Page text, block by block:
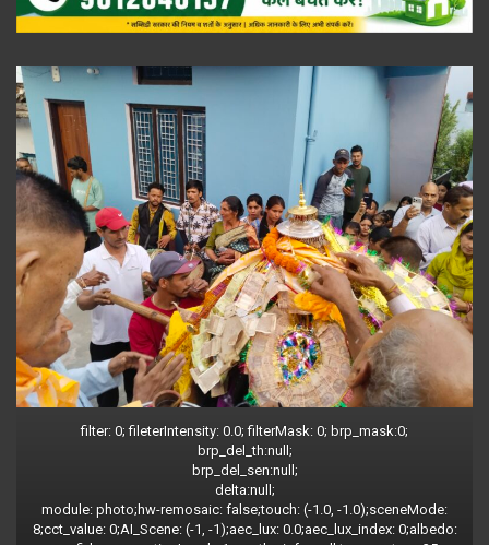
filter: 0; fileterIntensity: 0.0; filterMask: 0; brp_mask:0;
brp_del_th:null;
brp_del_sen:null;
delta:null;
module: photo;hw-remosaic: false;touch: (-1.0, -1.0);sceneMode:
8;cct_value: 0;AI_Scene: (-1, -1);aec_lux: 0.0;aec_lux_index: 0;albedo: